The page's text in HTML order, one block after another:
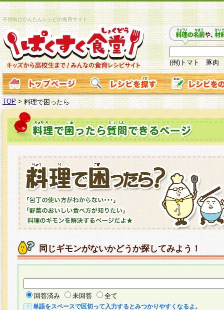
子供向けかんたんレシピの食育サイト
(例)トマト 豚肉
TOP >料理で困ったら
同じギモンがないかどうか探してみよう！
回答済み 未回答 全て
単語をスペースで区切って入力するとみつかりやすくなるよ。